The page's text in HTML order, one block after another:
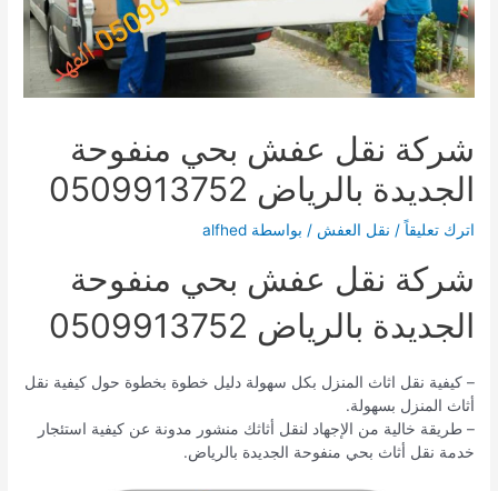
شركة نقل عفش بحي منفوحة
الجديدة بالرياض 0509913752
اترك تعليقاً / نقل العفش / بواسطة alfhed
شركة نقل عفش بحي منفوحة
الجديدة بالرياض 0509913752
– كيفية نقل اثاث المنزل بكل سهولة دليل خطوة بخطوة حول كيفية نقل
أثاث المنزل بسهولة.
– طريقة خالية من الإجهاد لنقل أثاثك منشور مدونة عن كيفية استئجار
خدمة نقل أثاث بحي منفوحة الجديدة بالرياض.